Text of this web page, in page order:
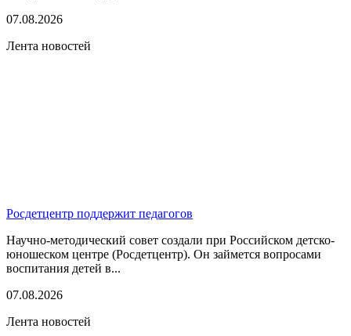
07.08.2026
Лента новостей
Росдетцентр поддержит педагогов
Научно-методический совет создали при Российском детско-
юношеском центре (Росдетцентр). Он займется вопросами
воспитания детей в...
07.08.2026
Лента новостей